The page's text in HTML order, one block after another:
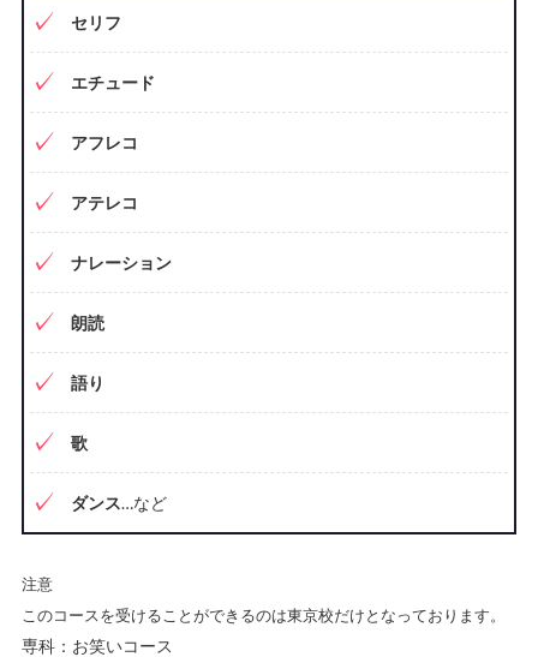
セリフ
エチュード
アフレコ
アテレコ
ナレーション
朗読
語り
歌
ダンス…など
注意
このコースを受けることができるのは東京校だけとなっております。
専科：お笑いコース